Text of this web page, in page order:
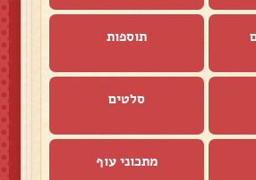
תוספות
סלטים
מתכוני עוף